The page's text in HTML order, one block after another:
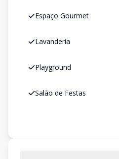
Espaço Gourmet
Lavanderia
Playground
Salão de Festas